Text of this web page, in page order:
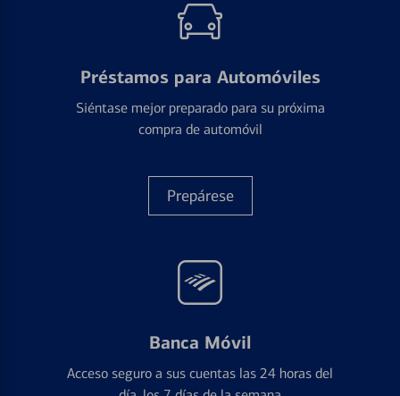
Préstamos para Automóviles
Siéntase mejor preparado para su próxima
compra de automóvil
Prepárese
Banca Móvil
Acceso seguro a sus cuentas las 24 horas del